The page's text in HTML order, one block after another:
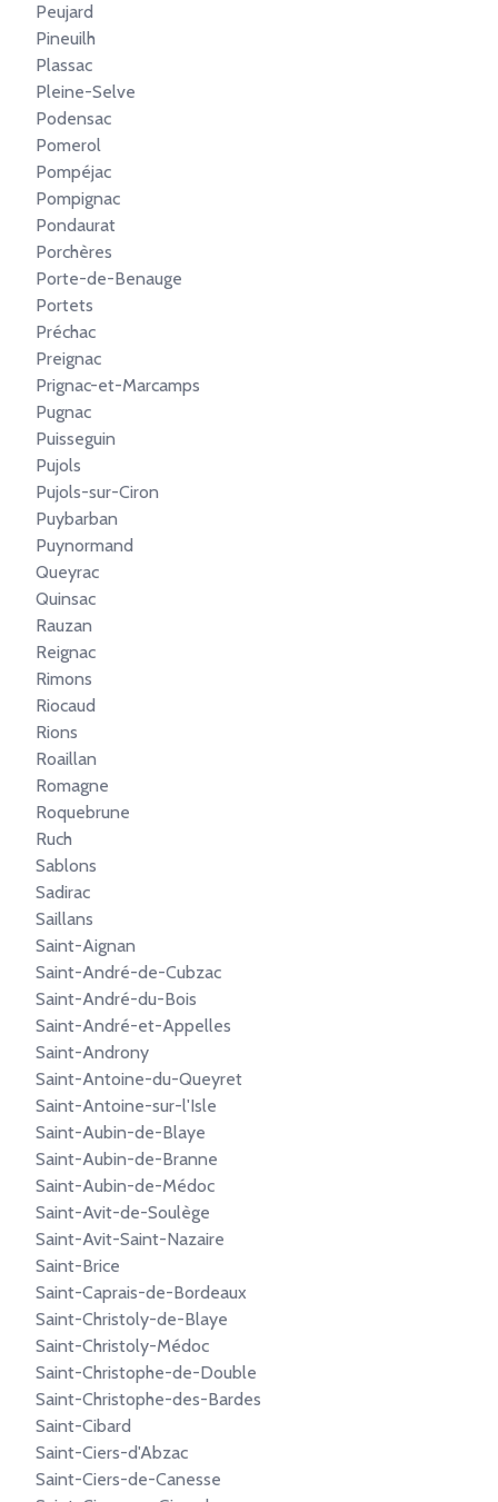
Peujard
Pineuilh
Plassac
Pleine-Selve
Podensac
Pomerol
Pompéjac
Pompignac
Pondaurat
Porchères
Porte-de-Benauge
Portets
Préchac
Preignac
Prignac-et-Marcamps
Pugnac
Puisseguin
Pujols
Pujols-sur-Ciron
Puybarban
Puynormand
Queyrac
Quinsac
Rauzan
Reignac
Rimons
Riocaud
Rions
Roaillan
Romagne
Roquebrune
Ruch
Sablons
Sadirac
Saillans
Saint-Aignan
Saint-André-de-Cubzac
Saint-André-du-Bois
Saint-André-et-Appelles
Saint-Androny
Saint-Antoine-du-Queyret
Saint-Antoine-sur-l'Isle
Saint-Aubin-de-Blaye
Saint-Aubin-de-Branne
Saint-Aubin-de-Médoc
Saint-Avit-de-Soulège
Saint-Avit-Saint-Nazaire
Saint-Brice
Saint-Caprais-de-Bordeaux
Saint-Christoly-de-Blaye
Saint-Christoly-Médoc
Saint-Christophe-de-Double
Saint-Christophe-des-Bardes
Saint-Cibard
Saint-Ciers-d'Abzac
Saint-Ciers-de-Canesse